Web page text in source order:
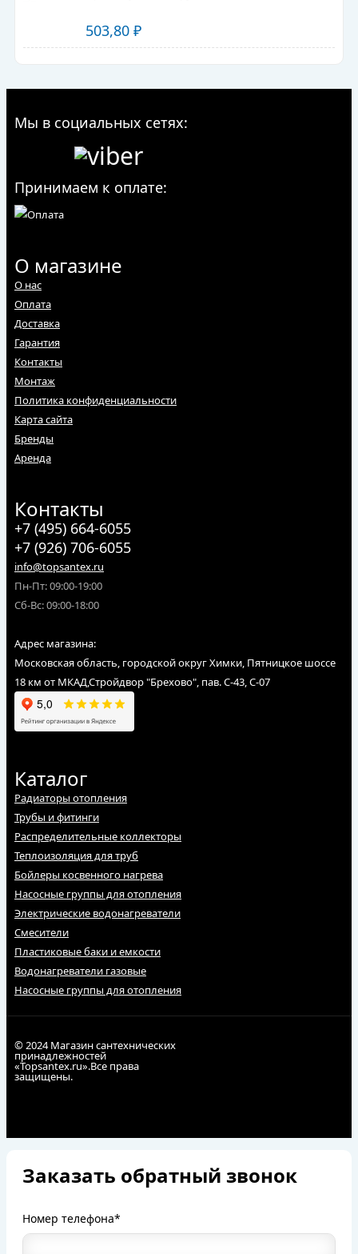
503,80 ₽
Мы в социальных сетях:
Принимаем к оплате:
О магазине
О нас
Оплата
Доставка
Гарантия
Контакты
Монтаж
Политика конфиденциальности
Карта сайта
Бренды
Аренда
Контакты
+7 (495) 664-6055
+7 (926) 706-6055
info@topsantex.ru
Пн-Пт: 09:00-19:00
Сб-Вс: 09:00-18:00
Адрес магазина:
Московская область, городской округ Химки, Пятницкое шоссе
18 км от МКАД,Стройдвор "Брехово", пав. С-43, С-07
Каталог
Радиаторы отопления
Трубы и фитинги
Распределительные коллекторы
Теплоизоляция для труб
Бойлеры косвенного нагрева
Насосные группы для отопления
Электрические водонагреватели
Смесители
Пластиковые баки и емкости
Водонагреватели газовые
Насосные группы для отопления
© 2024 Магазин сантехнических
принадлежностей
«Topsantex.ru».Все права
защищены.
Заказать обратный звонок
Номер телефона*